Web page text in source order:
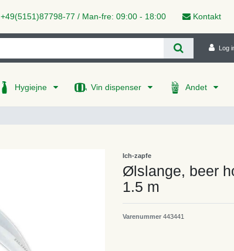
+49(5151)87798-77 / Man-fre: 09:00 - 18:00 Kontakt
Log
Hygiejne Vin dispenser Andet
Ich-zapfe
Ølslange, beer
1.5 m
Varenummer 443441